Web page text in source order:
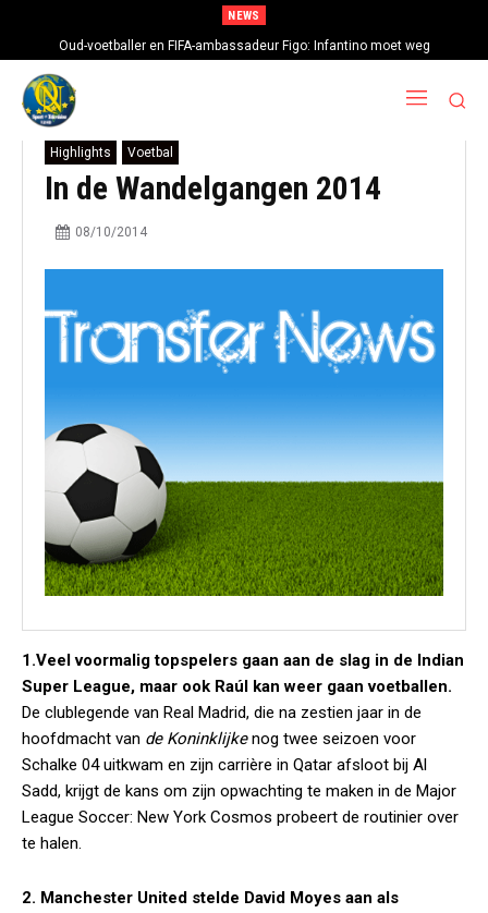
NEWS
Oud-voetballer en FIFA-ambassadeur Figo: Infantino moet weg
Highlights Voetbal
In de Wandelgangen 2014
08/10/2014
1.Veel voormalig topspelers gaan aan de slag in de Indian
Super League, maar ook Raúl kan weer gaan voetballen.
De clublegende van Real Madrid, die na zestien jaar in de
hoofdmacht van de Koninklijkenog twee seizoen voor
Schalke 04 uitkwam en zijn carrière in Qatar afsloot bij Al
Sadd, krijgt de kans om zijn opwachting te maken in de Major
League Soccer: New York Cosmos probeert de routinier over
te halen.
2. Manchester United stelde David Moyes aan als